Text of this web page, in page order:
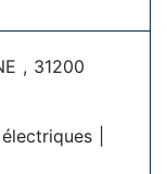
, 31200
|